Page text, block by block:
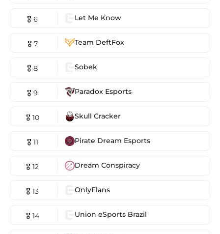
🎖 6 Let Me Know
🎖 7 Team DeftFox
🎖 8 Sobek
🎖 9 Paradox Esports
🎖 10 Skull Cracker
🎖 11 Pirate Dream Esports
🎖 12 Dream Conspiracy
🎖 13 OnlyFlans
🎖 14 Union eSports Brazil